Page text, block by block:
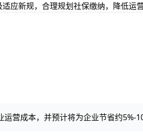
应新规，合理规划社保缴纳，降低运营
营成本，并预计将为企业节省约5%-